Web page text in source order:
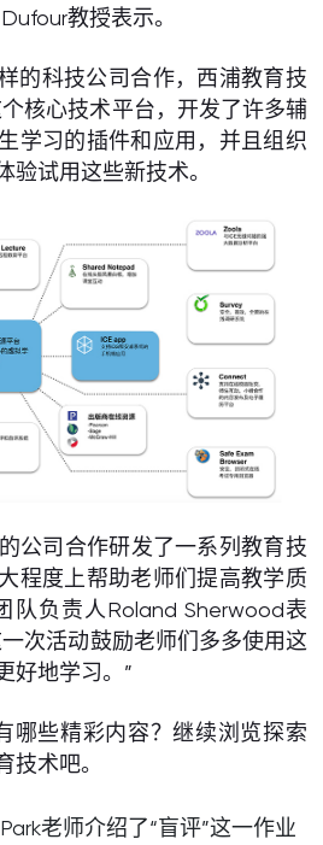
教授表示。
的科技公司合作，西浦教育技
核心技术平台，开发了许多辅
学习的插件和应用，并且组织
验试用这些新技术。
公司合作研发了一系列教育技
程度上帮助老师们提高教学质
队负责人Roland Sherwood表
次活动鼓励老师们多多使用这
好地学习。”
哪些精彩内容？继续浏览探索
技术吧。
老师介绍了“盲评”这一作业